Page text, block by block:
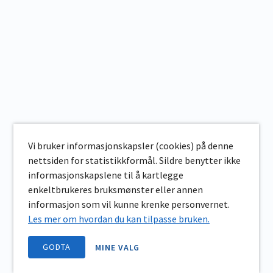
Vi bruker informasjonskapsler (cookies) på denne
nettsiden for statistikkformål. Sildre benytter ikke
informasjonskapslene til å kartlegge
enkeltbrukeres bruksmønster eller annen
informasjon som vil kunne krenke personvernet.
Les mer om hvordan du kan tilpasse bruken.
GODTA MINE VALG